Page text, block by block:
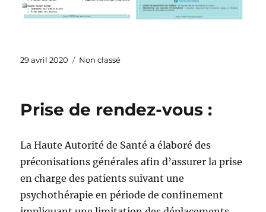
Publié
29 avril 2020 Catégories
Non classé
Prise de rendez-vous :
La Haute Autorité de Santé a élaboré des
préconisations générales afin d’assurer la prise
en charge des patients suivant une
psychothérapie en période de confinement